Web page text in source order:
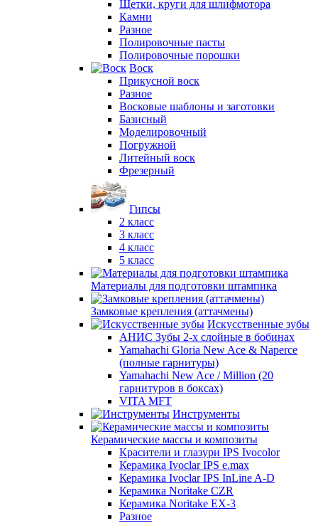
Щетки, круги для шлифмотора
Камни
Разное
Полировочные пасты
Полировочные порошки
Воск
Прикусной воск
Разное
Восковые шаблоны и заготовки
Базисный
Моделировочный
Погружной
Литейный воск
Фрезерный
Гипсы
2 класс
3 класс
4 класс
5 класс
Материалы для подготовки штампика
Замковые крепления (аттачмены)
Искусственные зубы
АНИС Зубы 2-х слойные в бобинах
Yamahachi Gloria New Ace & Naperce
(полные гарнитуры)
Yamahachi New Ace / Million (20
гарнитуров в боксах)
VITA MFT
Инструменты
Керамические массы и композиты
Красители и глазури IPS Ivocolor
Керамика Ivoclar IPS e.max
Керамика Ivoclar IPS InLine A-D
Керамика Noritake CZR
Керамика Noritake EX-3
Разное